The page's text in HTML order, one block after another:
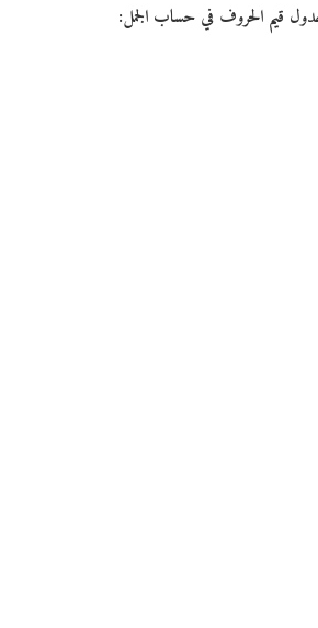
قيم الحروف في حساب الجمل: